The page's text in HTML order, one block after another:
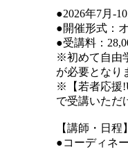
●2026年7月
●開催形式：
●受講料：
※初めて自由
が必要となり
※【若者応援
で受講いただ
【講師・日程
●コーディネ